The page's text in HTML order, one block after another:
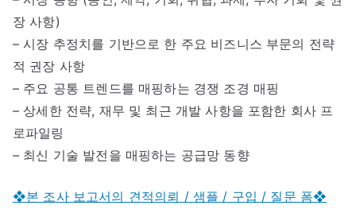
장 사항)
– 시장 추정치를 기반으로 한 주요 비즈니스 부문의 전략
적 권장 사항
– 주요 공통 트렌드를 매핑하는 경쟁 조경 매핑
– 상세한 전략, 재무 및 최근 개발 사항을 포함한 회사 프
로파일링
– 최신 기술 발전을 매핑하는 공급망 동향
❖본 조사 보고서의 견적의뢰 / 샘플 / 구입 / 질문 폼❖